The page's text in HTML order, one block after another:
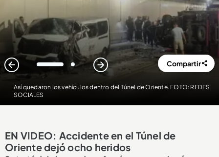
Así quedaron los vehículos dentro del Túnel de Oriente. FOTO: REDES
SOCIALES
1 2 Compartir
EN VIDEO: Accidente en el Túnel de
Oriente dejó ocho heridos